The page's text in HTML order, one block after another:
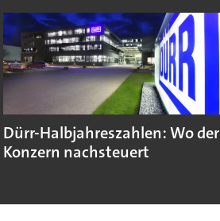
Dürr-Halbjahreszahlen: Wo der
Konzern nachsteuert